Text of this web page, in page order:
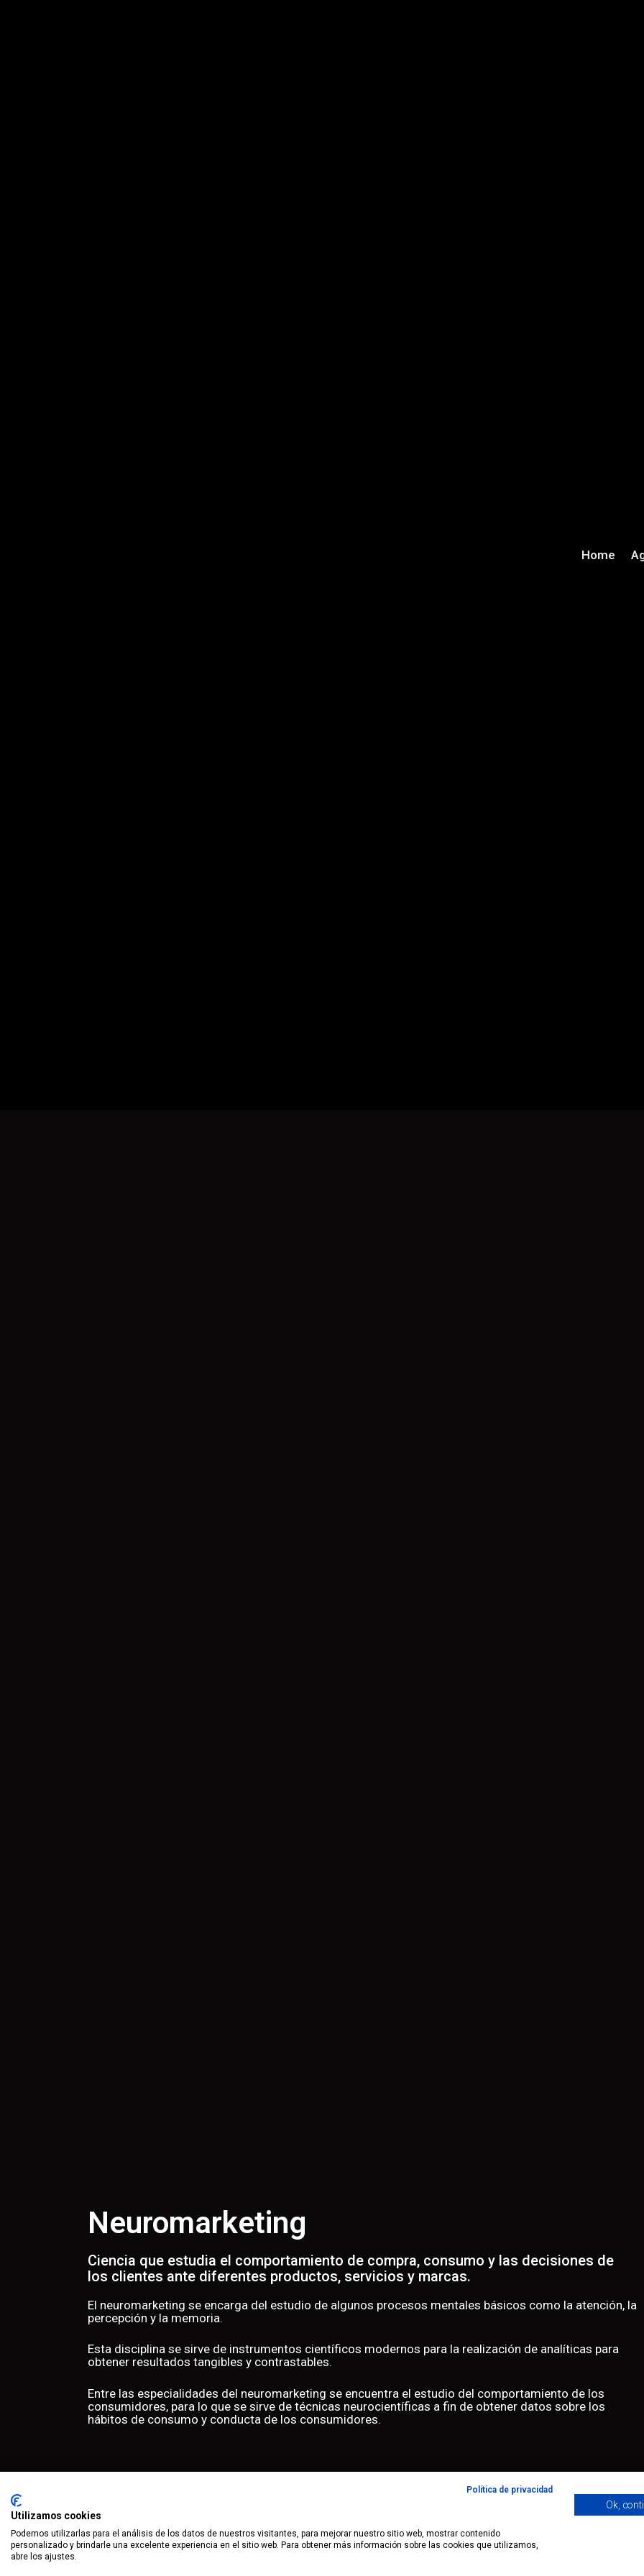
Home
Neuromarketing
Ciencia que estudia el comportamiento de compra, consumo y las decisiones de
los clientes ante diferentes productos, servicios y marcas.
El neuromarketing se encarga del estudio de algunos procesos mentales básicos como la atención, la
percepción y la memoria.
Esta disciplina se sirve de instrumentos científicos modernos para la realización de analíticas para
obtener resultados tangibles y contrastables.
Entre las especialidades del neuromarketing se encuentra el estudio del comportamiento de los
consumidores, para lo que se sirve de técnicas neurocientíficas a fin de obtener datos sobre los
hábitos de consumo y conducta de los consumidores.
Política de privacidad
Utilizamos cookies
Podemos utilizarlas para el análisis de los datos de nuestros visitantes, para mejorar nuestro sitio web, mostrar contenido
personalizado y brindarle una excelente experiencia en el sitio web. Para obtener más información sobre las cookies que utilizamos,
abre los ajustes.
Ok,